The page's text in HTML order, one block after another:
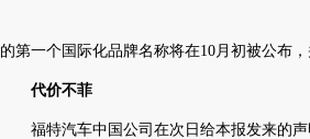
的第一个国际化品牌名称将在10月初被公布
代价不菲
福特汽车中国公司在次日给本报发来的声